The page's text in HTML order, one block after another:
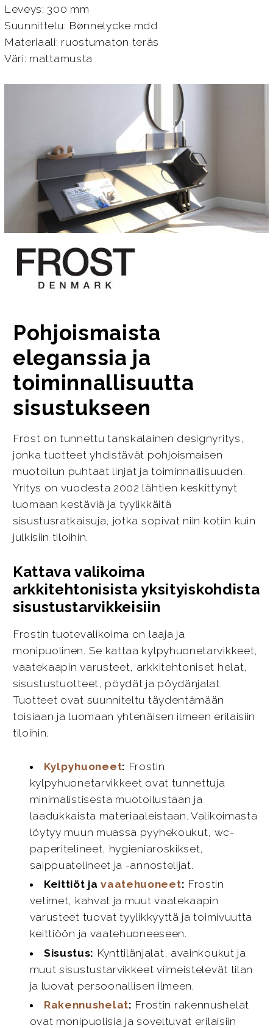
Leveys: 300 mm
Suunnittelu: Bønnelycke mdd
Materiaali: ruostumaton teräs
Väri: mattamusta
Pohjoismaista
eleganssia ja
toiminnallisuutta
sisustukseen
Frost on tunnettu tanskalainen designyritys,
jonka tuotteet yhdistävät pohjoismaisen
muotoilun puhtaat linjat ja toiminnallisuuden.
Yritys on vuodesta 2002 lähtien keskittynyt
luomaan kestäviä ja tyylikkäitä
sisustusratkaisuja, jotka sopivat niin kotiin kuin
julkisiin tiloihin.
Kattava valikoima
arkkitehtonisista yksityiskohdista
sisustustarvikkeisiin
Frostin tuotevalikoima on laaja ja
monipuolinen. Se kattaa kylpyhuonetarvikkeet,
vaatekaapin varusteet, arkkitehtoniset helat,
sisustustuotteet, pöydät ja pöydänjalat.
Tuotteet ovat suunniteltu täydentämään
toisiaan ja luomaan yhtenäisen ilmeen erilaisiin
tiloihin.
Kylpyhuoneet: Frostin
kylpyhuonetarvikkeet ovat tunnettuja
minimalistisesta muotoilustaan ja
laadukkaista materiaaleistaan. Valikoimasta
löytyy muun muassa pyyhekoukut, wc-
paperitelineet, hygieniaroskikset,
saippuatelineet ja -annostelijat.
Keittiöt javaatehuoneet: Frostin
vetimet, kahvat ja muut vaatekaapin
varusteet tuovat tyylikkyyttä ja toimivuutta
keittiöön ja vaatehuoneeseen.
Sisustus: Kynttilänjalat, avainkoukut ja
muut sisustustarvikkeet viimeistelevät tilan
ja luovat persoonallisen ilmeen.
Rakennushelat: Frostin rakennushelat
ovat monipuolisia ja soveltuvat erilaisiin